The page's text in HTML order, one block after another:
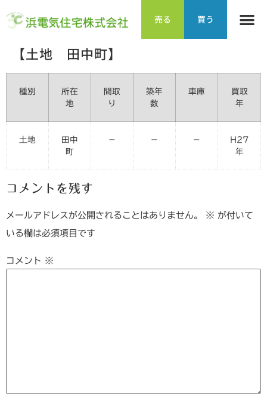
売る 買う
【土地 田中町】
種別
所在
地
間取
り
築年
数
車庫
買取
年
土地
田中
町
－ － －
H27
年
コメントを残す
メールアドレスが公開されることはありません。 ※ が付いて
いる欄は必須項目です
コメント ※